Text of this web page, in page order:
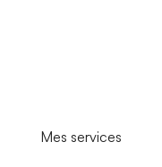
Mes services